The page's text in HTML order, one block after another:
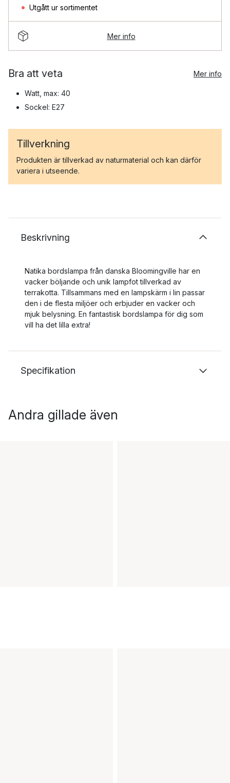
Utgått ur sortimentet
Mer info
Bra att veta Mer info
Watt, max: 40
Sockel: E27
Tillverkning
Produkten är tillverkad av naturmaterial och kan därför
variera i utseende.
Beskrivning
Natika bordslampa från danska Bloomingville har en
vacker böljande och unik lampfot tillverkad av
terrakotta. Tillsammans med en lampskärm i lin passar
den i de flesta miljöer och erbjuder en vacker och
mjuk belysning. En fantastisk bordslampa för dig som
vill ha det lilla extra!
Specifikation
Andra gillade även